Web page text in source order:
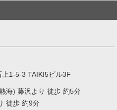
1-5-3 TAIKI5ビル3F
海) 藤沢より 徒歩 約5分
徒歩 約9分